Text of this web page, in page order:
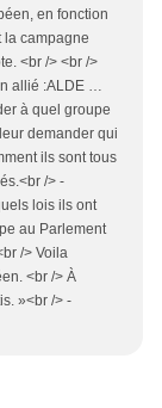
en fonction
la campagne
<br /> <br />
allié :ALDE …
à quel groupe
demander qui
ils sont tous
/> -
lois ils ont
au Parlement
/> Voila
<br /> À
»<br /> -